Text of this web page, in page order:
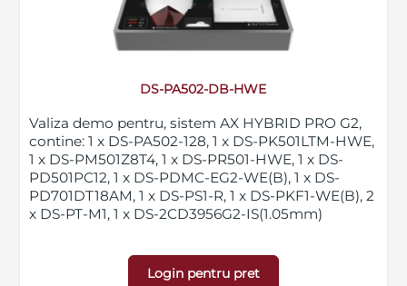
DS-PA502-DB-HWE
Valiza demo pentru, sistem AX HYBRID PRO G2,
contine: 1 x DS-PA502-128, 1 x DS-PK501LTM-HWE,
1 x DS-PM501Z8T4, 1 x DS-PR501-HWE, 1 x DS-
PD501PC12, 1 x DS-PDMC-EG2-WE(B), 1 x DS-
PD701DT18AM, 1 x DS-PS1-R, 1 x DS-PKF1-WE(B), 2
x DS-PT-M1, 1 x DS-2CD3956G2-IS(1.05mm)
Login pentru pret